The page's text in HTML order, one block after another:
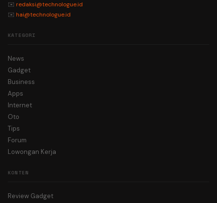
✉️ redaksi@technologue.id
✉️ hai@technologue.id
KATEGORI
News
Gadget
Business
Apps
Internet
Oto
Tips
Forum
Lowongan Kerja
KONTEN
Review Gadget